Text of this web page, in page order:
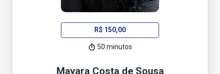
R$ 150,00
50 minutos
Mayara Costa de Sousa